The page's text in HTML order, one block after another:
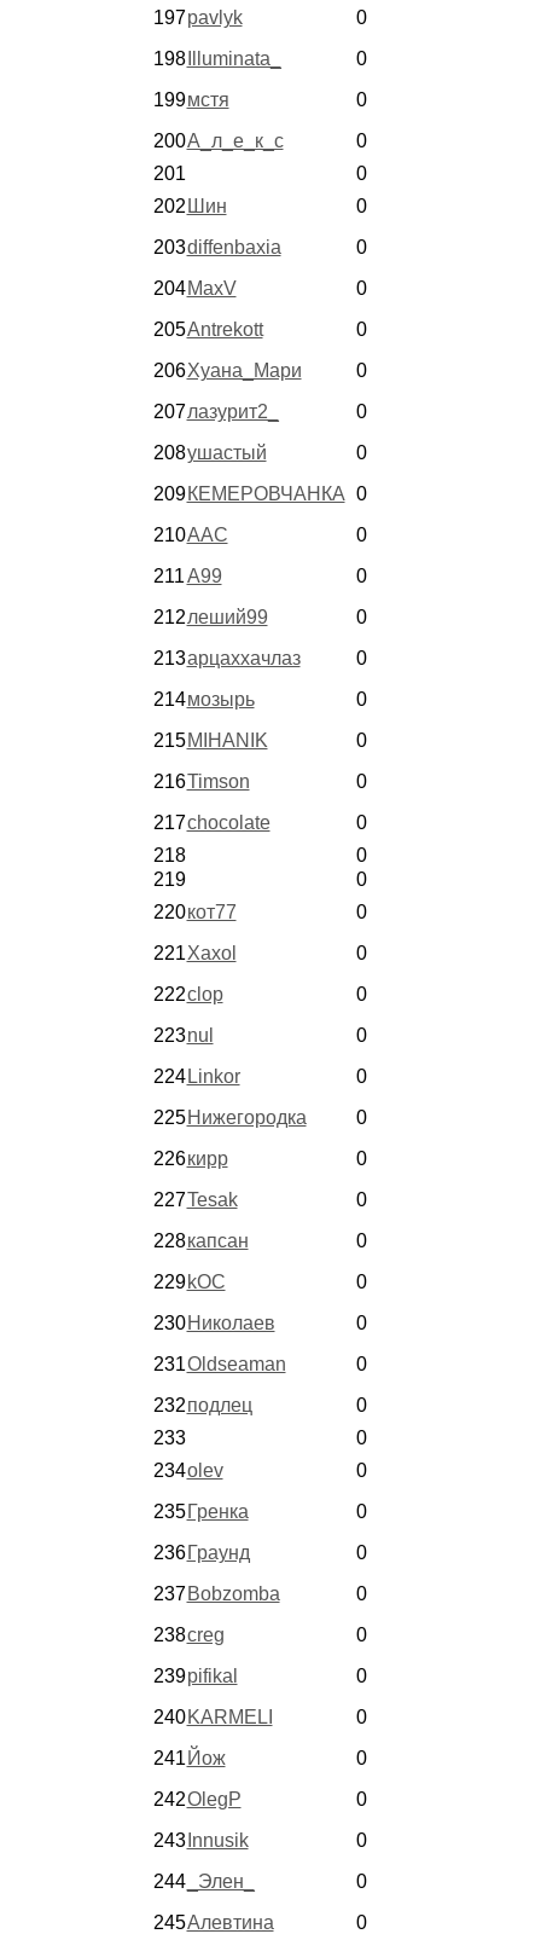
197pavlyk
0
198 Illuminata_
0
199мстя
0
200А_л_е_к_с
0
201
0
202 Шин
0
203diffenbaxia
0
204 MaxV
0
205Antrekott
0
206Хуана_Мари
0
207лазурит2_
0
208ушастый
0
209 КЕМЕРОВЧАНКА 0
210ААС
0
211А99
0
212леший99
0
213арцаххачлаз
0
214мозырь
0
215 MIHANIK
0
216Timson
0
217chocolate
0
218
0
219
0
220кот77
0
221Xaxol
0
222clop
0
223nul
0
224 Linkor
0
225 Нижегородка
0
226кирр
0
227Tesak
0
228капсан
0
229 kOC
0
230 Николаев
0
231Oldseaman
0
232подлец
0
233
0
234olev
0
235 Гренка
0
236 Граунд
0
237 Bobzomba
0
238creg
0
239pifikal
0
240 KARMELI
0
241 Йож
0
242OlegP
0
243 Innusik
0
244 _Элен_
0
245Алевтина
0